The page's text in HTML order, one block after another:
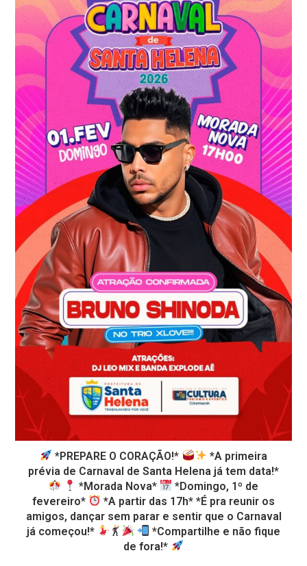
*PREPARE O CORAÇÃO!*
*A primeira
prévia de Carnaval de Santa Helena já tem data!*
*Morada Nova*
*Domingo, 1º de
fevereiro*
*A partir das 17h* *É pra reunir os
amigos, dançar sem parar e sentir que o Carnaval
já começou!*
*Compartilhe e não fique
de fora!*